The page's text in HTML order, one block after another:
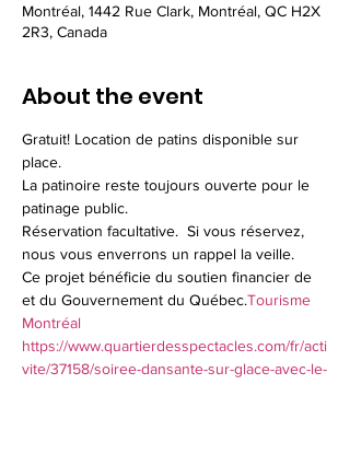
Montréal, 1442 Rue Clark, Montréal, QC H2X
2R3, Canada
About the event
Gratuit! Location de patins disponible sur
place.
La patinoire reste toujours ouverte pour le
patinage public.
Réservation facultative.  Si vous réservez,
nous vous enverrons un rappel la veille.
Ce projet bénéficie du soutien financier de
et du Gouvernement du Québec.Tourisme
Montréal
https://www.quartierdesspectacles.com/fr/acti
vite/37158/soiree-dansante-sur-glace-avec-le-